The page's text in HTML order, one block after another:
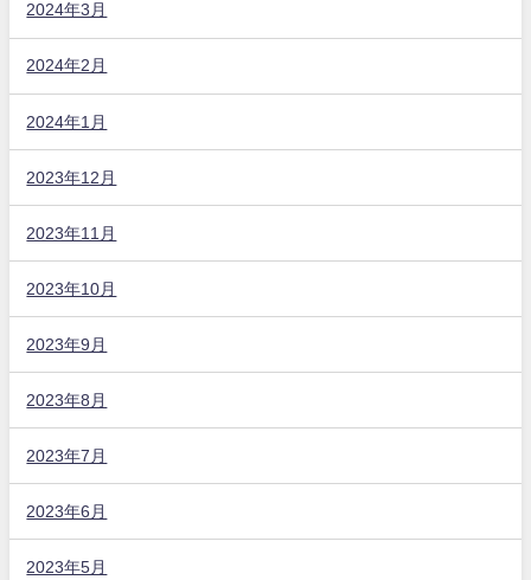
2024年3月
2024年2月
2024年1月
2023年12月
2023年11月
2023年10月
2023年9月
2023年8月
2023年7月
2023年6月
2023年5月